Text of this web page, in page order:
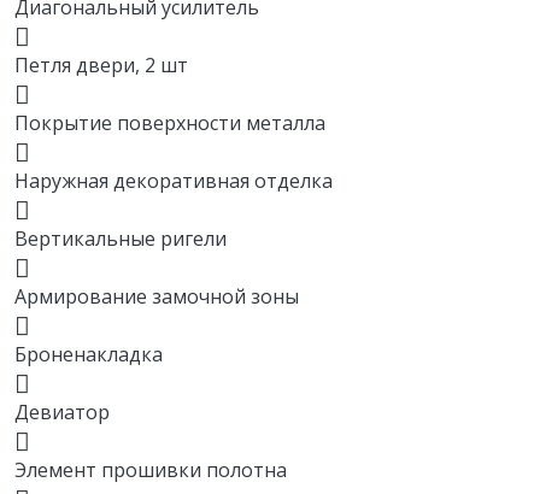
Диагональный усилитель
Петля двери, 2 шт
Покрытие поверхности металла
Наружная декоративная отделка
Вертикальные ригели
Армирование замочной зоны
Броненакладка
Девиатор
Элемент прошивки полотна